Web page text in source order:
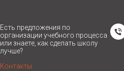
Есть предложения по
организации учебного процесса
или знаете, как сделать школу
лучше?
Контакты